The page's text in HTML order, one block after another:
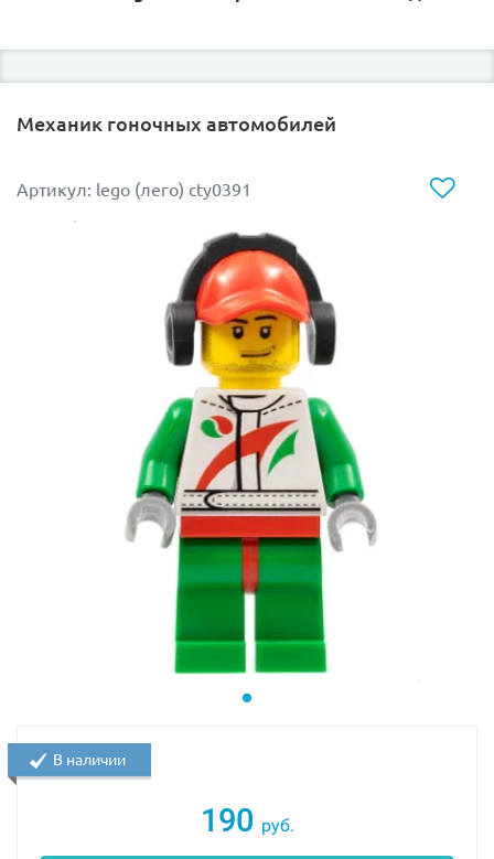
Механик гоночных автомобилей
Артикул: lego (лего) cty0391
190 руб.
В наличии